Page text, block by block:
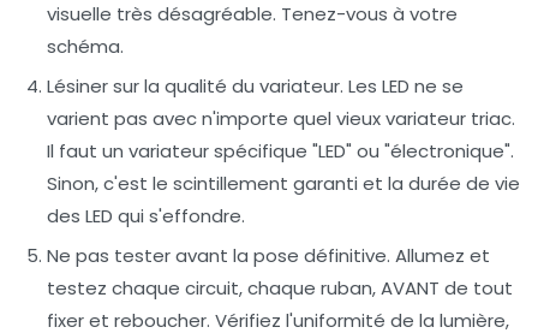
visuelle très désagréable. Tenez-vous à votre
schéma.
Lésiner sur la qualité du variateur. Les LED ne se
varient pas avec n'importe quel vieux variateur triac.
Il faut un variateur spécifique "LED" ou "électronique".
Sinon, c'est le scintillement garanti et la durée de vie
des LED qui s'effondre.
Ne pas tester avant la pose définitive. Allumez et
testez chaque circuit, chaque ruban, AVANT de tout
fixer et reboucher. Vérifiez l'uniformité de la lumière,